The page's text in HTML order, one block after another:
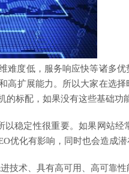
难度低，服务响应快等诸多
高扩展能力。所以大家在选
标配，如果没有这些基础功
稳定性很重要。如果网站
优化有影响，同时也会造成潜
技术、具有高可用、高可靠